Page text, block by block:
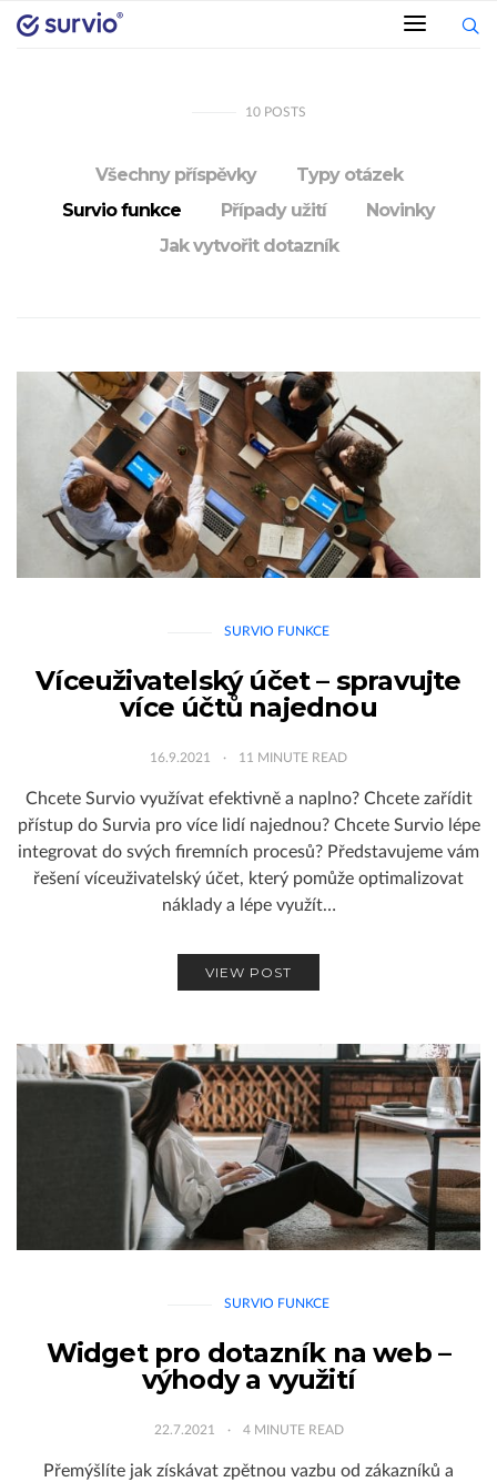
10POSTS
Všechny příspěvky
Typy otázek
Survio funkce
Případy užití
Novinky
Jak vytvořit dotazník
SURVIO FUNKCE
Víceuživatelský účet – spravujte
více účtů najednou
16.9.2021 11 MINUTE READ
Chcete Survio využívat efektivně a naplno? Chcete zařídit
přístup do Survia pro více lidí najednou? Chcete Survio lépe
integrovat do svých firemních procesů? Představujeme vám
řešení víceuživatelský účet, který pomůže optimalizovat
náklady a lépe využít…
VIEW POST
SURVIO FUNKCE
Widget pro dotazník na web –
výhody a využití
22.7.2021 4 MINUTE READ
Přemýšlíte jak získávat zpětnou vazbu od zákazníků a